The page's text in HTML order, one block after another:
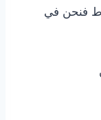
فنحن في